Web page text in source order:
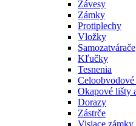
Závesy
Zámky
Protiplechy
Vložky
Samozatvárače
Kľučky
Tesnenia
Okapové lišty
Dorazy
Zástrče
Visiace zámky